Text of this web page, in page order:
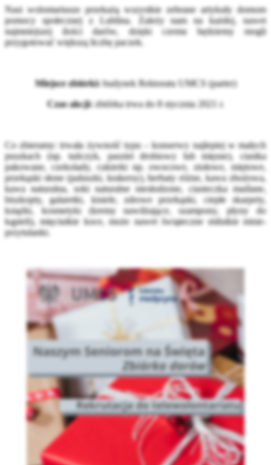
Nasi wolontariusze przekażą wszystkie zebrane artykuły domom
pomocy społecznej z Lublina. Zależy nam na każdej, nawet
najmniejszej ilości darów, dzięki czemu będziemy mogli
przygotować większą liczbę paczek.
Miejsce zbiórki: budynek Rektoratu UMCS (parter)
Czas akcji: zbiórka trwa do 8 stycznia 2021 r.
Co zbieramy: trwała żywność typu – konserwy najlepiej w małych
puszkach (np. tuńczyk, pasztet drobiowy lub mięsne), ciastka
pakowane, czekolady, cukierki np. owocowe, ziołowe, miętowe,
przekąski słone (paluszki, krakersy), herbaty różne, kawa zbożowa,
kawa naturalna, soki naturalne niesłodzone, ciasteczka maślane,
biszkopty, galaretki, kisiele, zdrowe przekąski, ciepłe skarpety,
książki, kosmetyki (kremy nawilżające, szampony, płyny do
kąpieli), mięciutkie koce, może nawet świąteczne milutkie misie-
przytulanki.